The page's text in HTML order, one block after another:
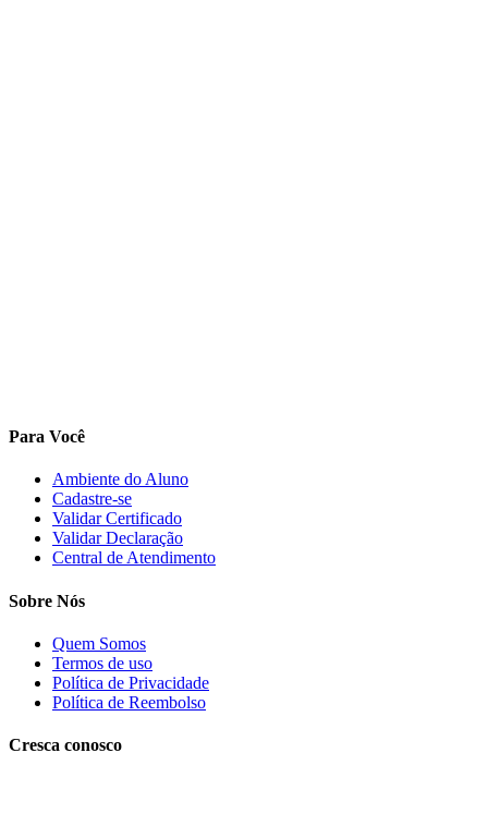
Para Você
Ambiente do Aluno
Cadastre-se
Validar Certificado
Validar Declaração
Central de Atendimento
Sobre Nós
Quem Somos
Termos de uso
Política de Privacidade
Política de Reembolso
Cresça conosco